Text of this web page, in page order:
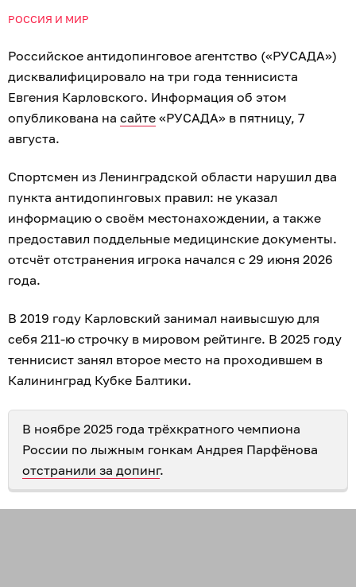
РОССИЯ И МИР
Российское антидопинговое агентство («РУСАДА»)
дисквалифицировало на три года теннисиста
Евгения Карловского. Информация об этом
опубликована на сайте «РУСАДА» в пятницу, 7
августа.
Спортсмен из Ленинградской области нарушил два
пункта антидопинговых правил: не указал
информацию о своём местонахождении, а также
предоставил поддельные медицинские документы.
отсчёт отстранения игрока начался с 29 июня 2026
года.
В 2019 году Карловский занимал наивысшую для
себя 211-ю строчку в мировом рейтинге. В 2025 году
теннисист занял второе место на проходившем в
Калининград Кубке Балтики.
В ноябре 2025 года трёхкратного чемпиона
России по лыжным гонкам Андрея Парфёнова
отстранили за допинг.